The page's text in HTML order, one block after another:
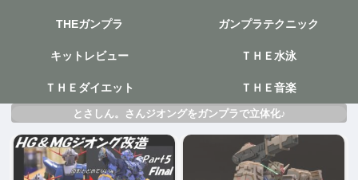
THEガンプラ ガンプラテクニック
キットレビュー ＴＨＥ水泳
ＴＨＥダイエット ＴＨＥ音楽
とさしん。さんジオングをガンプラで立体化♪